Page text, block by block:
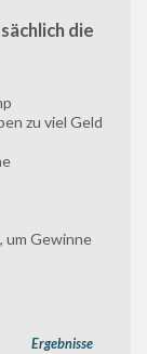
die
zu viel Geld
um Gewinne
Ergebnisse